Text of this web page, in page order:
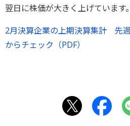
翌日に株価が大きく上げています。
2月決算企業の上期決算集計 先
からチェック（PDF）